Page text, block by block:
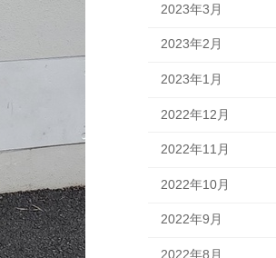
2023年3月
2023年2月
2023年1月
2022年12月
2022年11月
2022年10月
2022年9月
2022年8月